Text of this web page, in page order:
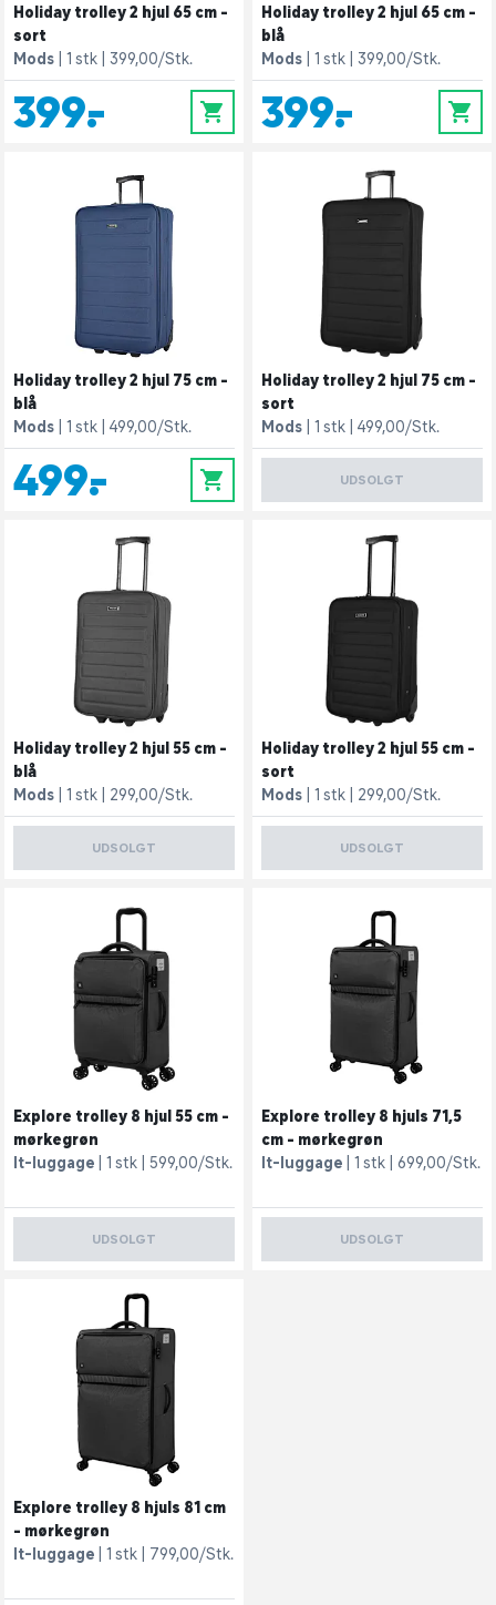
Holiday trolley 2 hjul 65 cm -
sort
Mods
1 stk 399,00/Stk.
399,- 0
Holiday trolley 2 hjul 65 cm -
blå
Mods
1 stk 399,00/Stk.
399,- 0
Holiday trolley 2 hjul 75 cm -
blå
Mods
1 stk 499,00/Stk.
499,- 0
Holiday trolley 2 hjul 75 cm -
sort
Mods
1 stk 499,00/Stk.
UDSOLGT
Holiday trolley 2 hjul 55 cm -
blå
Mods
1 stk 299,00/Stk.
UDSOLGT
Holiday trolley 2 hjul 55 cm -
sort
Mods
1 stk 299,00/Stk.
UDSOLGT
Explore trolley 8 hjul 55 cm -
mørkegrøn
It-luggage
1 stk 599,00/Stk.
UDSOLGT
Explore trolley 8 hjuls 71,5
cm - mørkegrøn
It-luggage
1 stk 699,00/Stk.
UDSOLGT
Explore trolley 8 hjuls 81 cm
- mørkegrøn
It-luggage
1 stk 799,00/Stk.